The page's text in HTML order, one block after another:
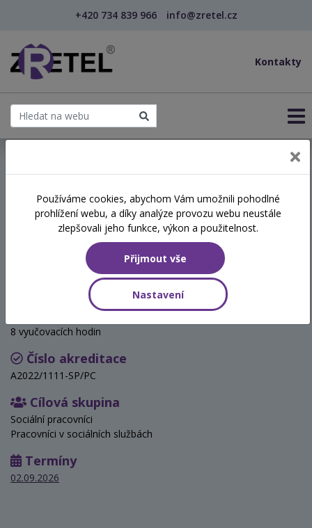
+420 734 839 966 info@zretel.cz
Kontakty
Podpora klíčových
pracovníků při individuální
práci s klienty
Hodinová dotace
8 vyučovacích hodin
Číslo akreditace
A2022/1111-SP/PC
Cílová skupina
Sociální pracovníci
Pracovníci v sociálních službách
Termíny
02.09.2026
Používáme cookies, abychom Vám umožnili pohodlné
prohlížení webu, a díky analýze provozu webu neustále
zlepšovali jeho funkce, výkon a použitelnost.
Přijmout vše
Nastavení